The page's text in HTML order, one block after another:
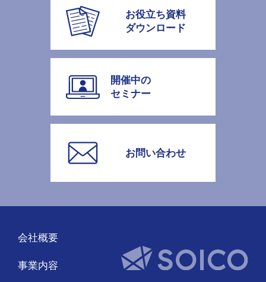
お役立ち資料
ダウンロード
開催中の
セミナー
お問い合わせ
会社概要
事業内容